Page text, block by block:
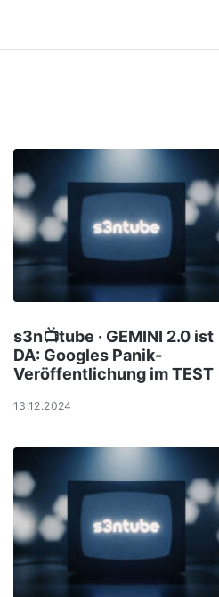
s3n📺tube · GEMINI 2.0 ist
DA: Googles Panik-
Veröffentlichung im TEST
13.12.2024